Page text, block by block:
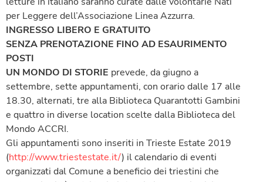
per Leggere dell’Associazione Linea Azzurra.
INGRESSO LIBERO E GRATUITO
SENZA PRENOTAZIONE FINO AD ESAURIMENTO
POSTI
UN MONDO DI STORIE prevede, da giugno a
settembre, sette appuntamenti, con orario dalle 17 alle
18.30, alternati, tre alla Biblioteca Quarantotti Gambini
e quattro in diverse location scelte dalla Biblioteca del
Mondo ACCRI.
Gli appuntamenti sono inseriti in Trieste Estate 2019
(http://www.triestestate.it/) il calendario di eventi
organizzati dal Comune a beneficio dei triestini che